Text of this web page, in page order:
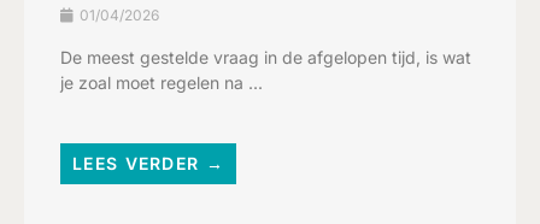
01/04/2026
De meest gestelde vraag in de afgelopen tijd, is wat
je zoal moet regelen na ...
LEES VERDER →